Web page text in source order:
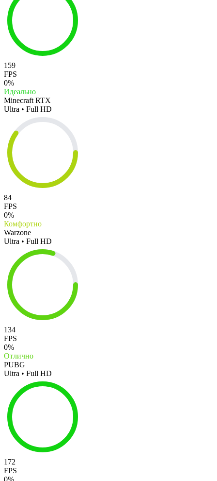
159
FPS
0%
Идеально
Minecraft RTX
Ultra • Full HD
84
FPS
0%
Комфортно
Warzone
Ultra • Full HD
134
FPS
0%
Отлично
PUBG
Ultra • Full HD
172
FPS
0%